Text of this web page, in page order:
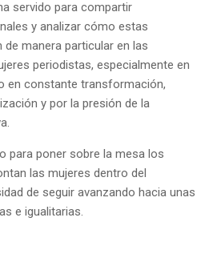
servido para compartir
y analizar cómo estas
manera particular en las
periodistas, especialmente en
en constante transformación,
y por la presión de la
para poner sobre la mesa los
las mujeres dentro del
de seguir avanzando hacia unas
e igualitarias.